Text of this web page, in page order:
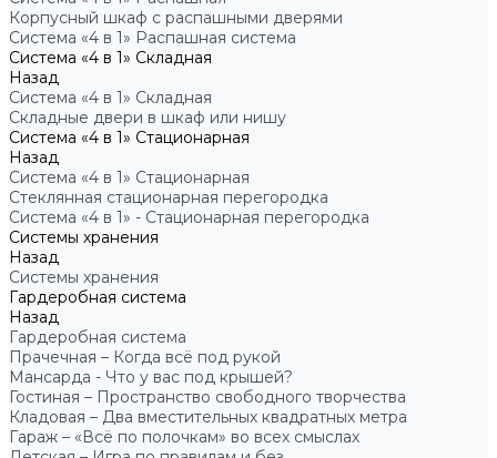
Корпусный шкаф с распашными дверями
Система «4 в 1» Распашная система
Система «4 в 1» Складная
Назад
Система «4 в 1» Складная
Складные двери в шкаф или нишу
Система «4 в 1» Стационарная
Назад
Система «4 в 1» Стационарная
Стеклянная стационарная перегородка
Система «4 в 1» - Стационарная перегородка
Системы хранения
Назад
Системы хранения
Гардеробная система
Назад
Гардеробная система
Прачечная – Когда всё под рукой
Мансарда - Что у вас под крышей?
Гостиная – Пространство свободного творчества
Кладовая – Два вместительных квадратных метра
Гараж – «Всё по полочкам» во всех смыслах